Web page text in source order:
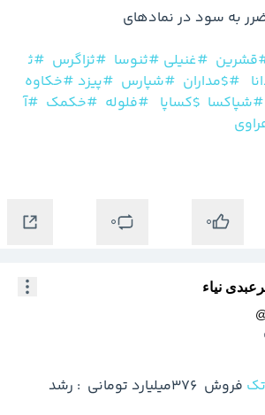
#غنیلی #ثنوسا #ثزاگرس #ث
#$مداران #شپارس #پیزد #خکاوه
#شپاکسا $کساپا #فلوله #خکمک #آ
0
0
نیاء